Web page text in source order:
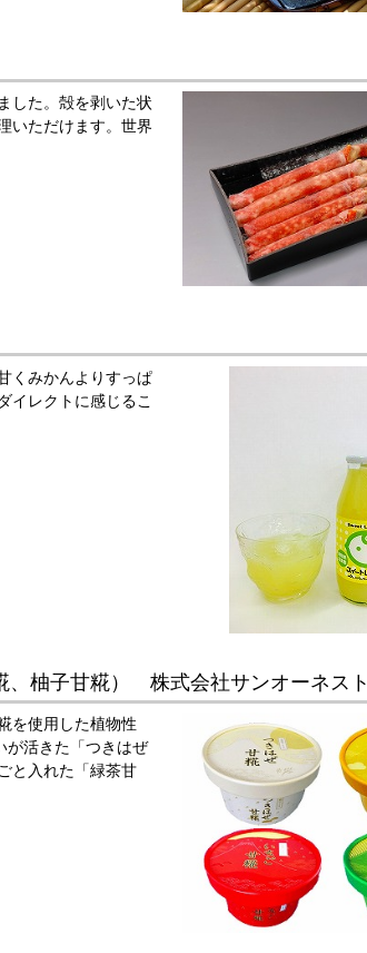
した。殻を剥いた状
いただけます。世界
くみかんよりすっぱ
イレクトに感じるこ
、柚子甘糀） 株式会社サンオーネスト
を使用した植物性
が活きた「つきはぜ
と入れた「緑茶甘